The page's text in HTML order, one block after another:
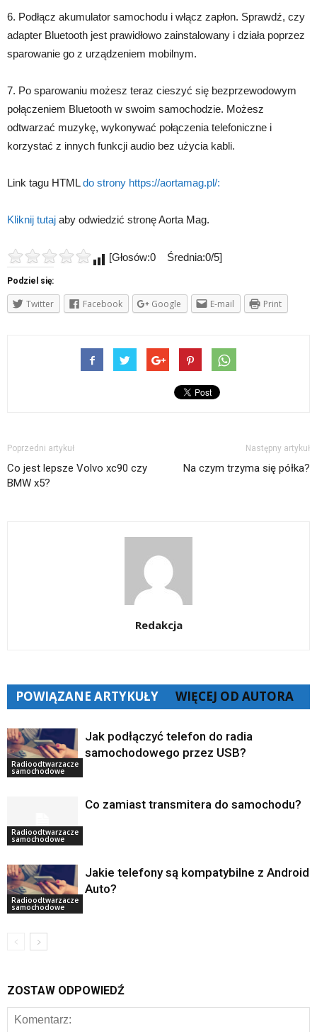
6. Podłącz akumulator samochodu i włącz zapłon. Sprawdź, czy
adapter Bluetooth jest prawidłowo zainstalowany i działa poprzez
sparowanie go z urządzeniem mobilnym.
7. Po sparowaniu możesz teraz cieszyć się bezprzewodowym
połączeniem Bluetooth w swoim samochodzie. Możesz
odtwarzać muzykę, wykonywać połączenia telefoniczne i
korzystać z innych funkcji audio bez użycia kabli.
Link tagu HTMLdo strony https://aortamag.pl/:
Kliknij tutaj aby odwiedzić stronę Aorta Mag.
[Głosów:0 Średnia:0/5]
Podziel się:
Twitter Facebook Google E-mail Print
Poprzedni artykuł
Co jest lepsze Volvo xc90 czy
BMW x5?
Następny artykuł
Na czym trzyma się półka?
Redakcja
POWIĄZANE ARTYKUŁY WIĘCEJ OD AUTORA
Radioodtwarzacze
samochodowe
Jak podłączyć telefon do radia
samochodowego przez USB?
Radioodtwarzacze
samochodowe
Co zamiast transmitera do samochodu?
Radioodtwarzacze
samochodowe
Jakie telefony są kompatybilne z Android
Auto?
ZOSTAW ODPOWIEDŹ